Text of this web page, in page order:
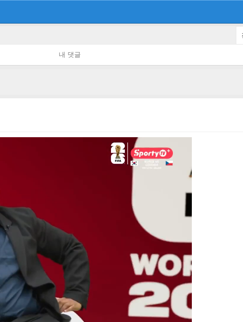
내 댓글